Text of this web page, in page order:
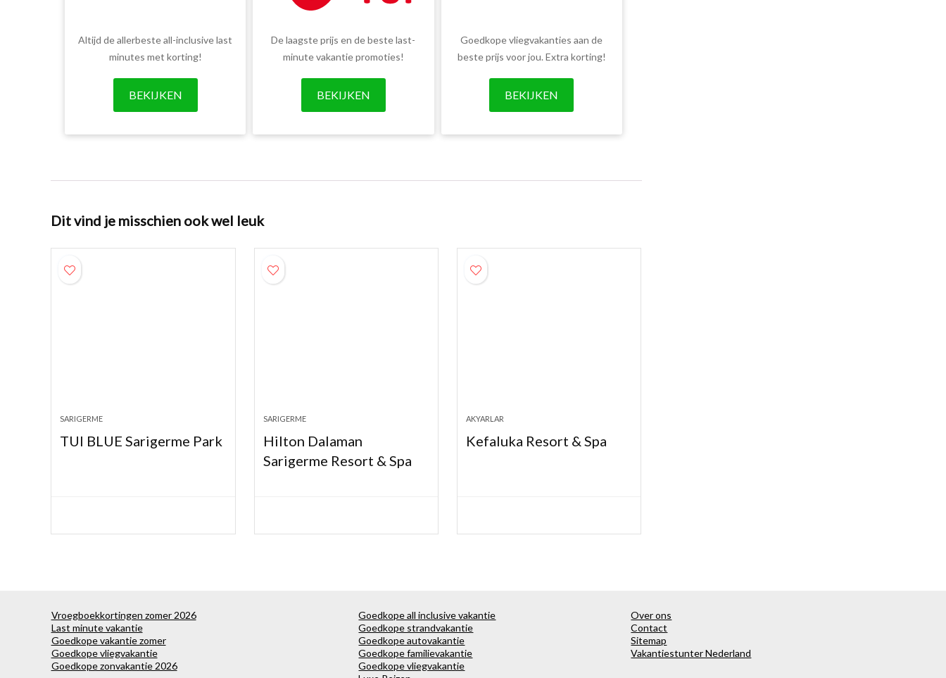
Altijd de allerbeste all-inclusive last
minutes met korting!
BEKIJKEN
De laagste prijs en de beste last-
minute vakantie promoties!
BEKIJKEN
Goedkope vliegvakanties aan de
beste prijs voor jou. Extra korting!
BEKIJKEN
Dit vind je misschien ook wel leuk
SARIGERME
TUI BLUE Sarigerme Park
SARIGERME
Hilton Dalaman
Sarigerme Resort & Spa
AKYARLAR
Kefaluka Resort & Spa
Vroegboekkortingen zomer 2026
Last minute vakantie
Goedkope vakantie zomer
Goedkope vliegvakantie
Goedkope zonvakantie 2026
Goedkope all inclusive vakantie
Goedkope strandvakantie
Goedkope autovakantie
Goedkope familievakantie
Goedkope vliegvakantie
Over ons
Contact
Sitemap
Vakantiestunter Nederland